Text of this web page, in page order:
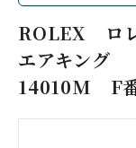
ROLEX
ロ
エアキング
14010M F